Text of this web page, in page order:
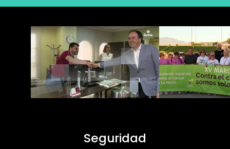
Seguridad